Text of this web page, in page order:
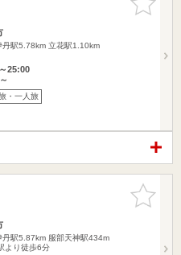
りに追加
丹駅5.78km 立花駅1.10km
25:00
・一人旅
お気に入
りに追加
丹駅5.87km 服部天神駅434m
より徒歩6分